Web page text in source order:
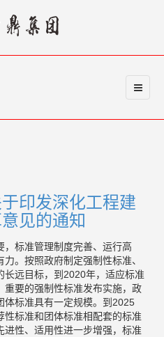
印发深化工程建
见的通知
标准管理制度完善、运行高
。按照政府制定强制性标准、
远目标，到2020年，适应标准
重要的强制性标准发布实施，政
体标准具有一定规模。到2025
标准和团体标准相配套的标准
性、适用性进一步增强，标准